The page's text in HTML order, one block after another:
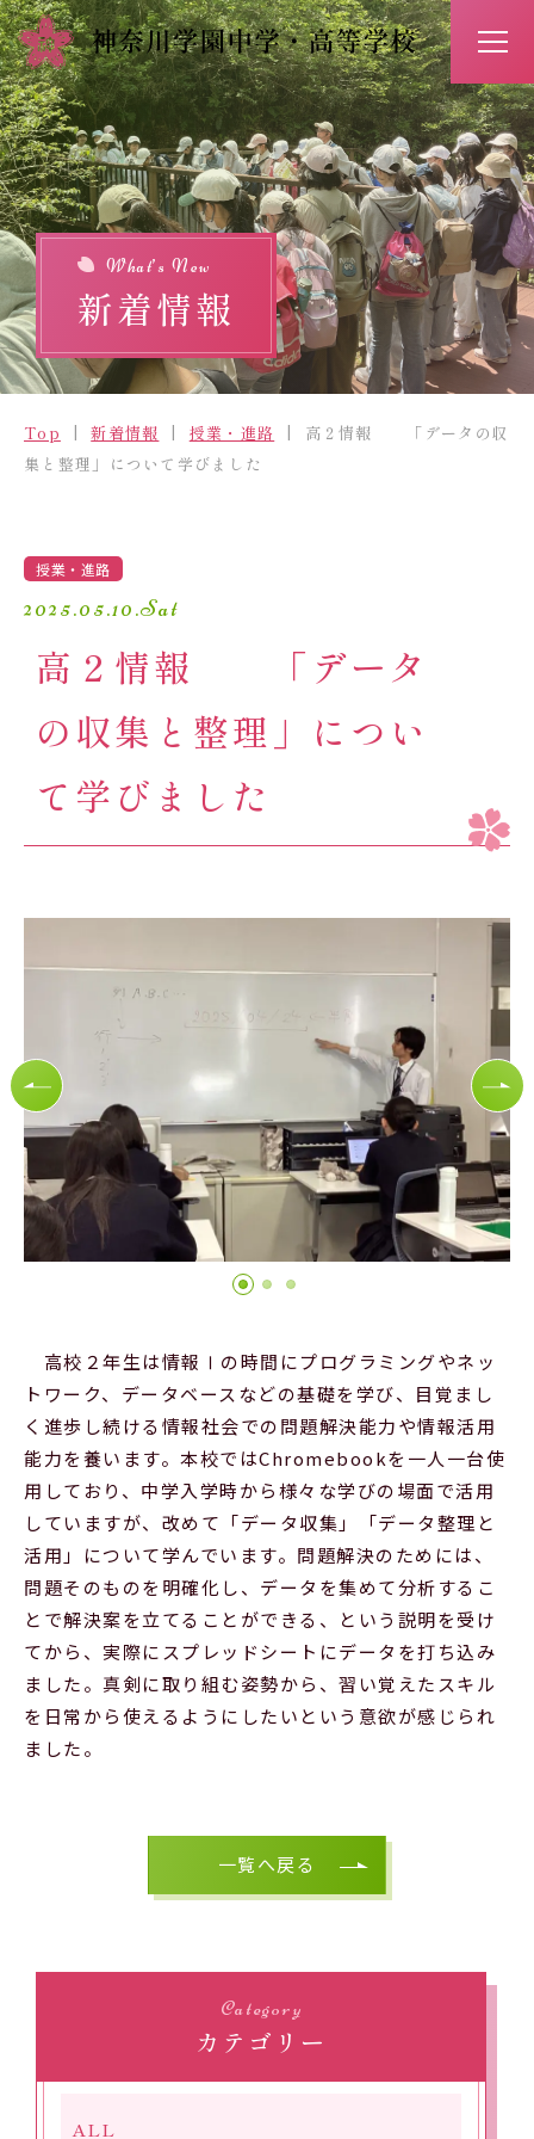
アクセス お問い合わせ
入試情報 イベント予約
Top
新着情報
学校紹介
学園生活
進路・進学
入試情報
受験生の方へ
保護者の方へ アクセスマップ
よくあるご質問 個人情報保護方針
採用情報 精華小学校
Official SNS
What’s New
新着情報
Top 新着情報 授業・進路
高２情報 「データの収
集と整理」について学びました
授業・進路
2025.05.10.Sat
高２情報 「データ
の収集と整理」につい
て学びました
高校２年生は情報Ⅰの時間にプログラミングやネッ
トワーク、データベースなどの基礎を学び、目覚まし
く進歩し続ける情報社会での問題解決能力や情報活用
能力を養います。本校ではChromebookを一人一台使
用しており、中学入学時から様々な学びの場面で活用
していますが、改めて「データ収集」「データ整理と
活用」について学んでいます。問題解決のためには、
問題そのものを明確化し、データを集めて分析するこ
とで解決案を立てることができる、という説明を受け
てから、実際にスプレッドシートにデータを打ち込み
ました。真剣に取り組む姿勢から、習い覚えたスキル
を日常から使えるようにしたいという意欲が感じられ
ました。
一覧へ戻る
Category
カテゴリー
ALL